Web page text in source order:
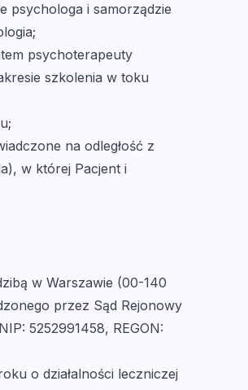
psychologa i samorządzie
psychoterapeuty
szkolenia w toku
na odległość z
w której Pacjent i
w Warszawie (00-140
przez Sąd Rejonowy
5252991458, REGON:
o działalności leczniczej